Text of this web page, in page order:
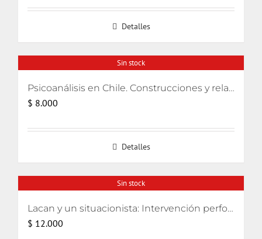
Detalles
Sin stock
Psicoanálisis en Chile. Construcciones y relatos
$ 8.000
Detalles
Sin stock
Lacan y un situacionista: Intervención performativa de su encuentro pifiado
$ 12.000